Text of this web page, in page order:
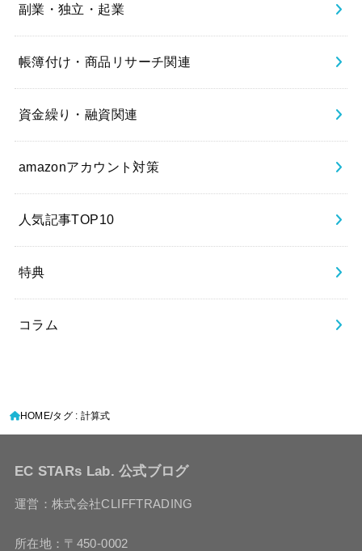
副業・独立・起業
帳簿付け・商品リサーチ関連
資金繰り・融資関連
amazonアカウント対策
人気記事TOP10
特典
コラム
HOME タグ : 計算式
EC STARs Lab. 公式ブログ
運営：株式会社CLIFFTRADING
所在地：〒450-0002